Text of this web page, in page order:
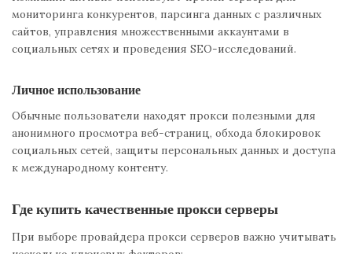
мониторинга конкурентов, парсинга данных с различных
сайтов, управления множественными аккаунтами в
социальных сетях и проведения SEO-исследований.
Личное использование
Обычные пользователи находят прокси полезными для
анонимного просмотра веб-страниц, обхода блокировок
социальных сетей, защиты персональных данных и доступа
к международному контенту.
Где купить качественные прокси серверы
При выборе провайдера прокси серверов важно учитывать